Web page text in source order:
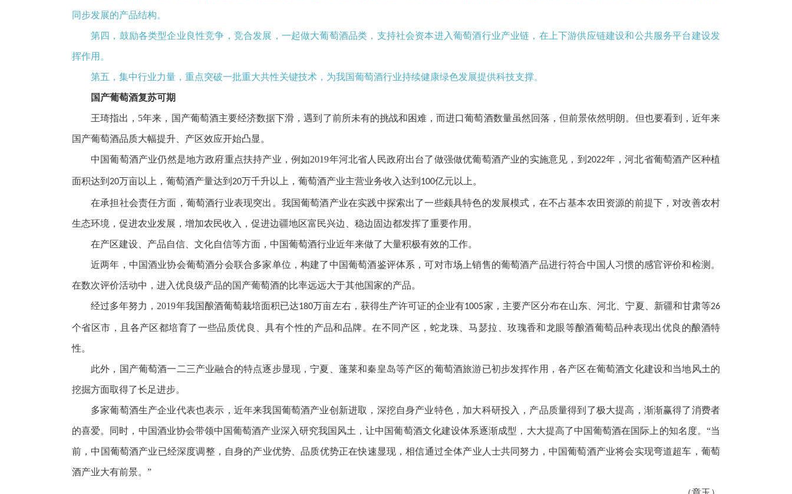
同步发展的产品结构。
第四，鼓励各类型企业良性竞争，竞合发展，一起做大葡萄酒品类，支持社会资本进入葡萄酒行业产业链，在上下游供应链建设和公共服务平台建设发
挥作用。
第五，集中行业力量，重点突破一批重大共性关键技术，为我国葡萄酒行业持续健康绿色发展提供科技支撑。
国产葡萄酒复苏可期
王琦指出，5年来，国产葡萄酒主要经济数据下滑，遇到了前所未有的挑战和困难，而进口葡萄酒数量虽然回落，但前景依然明朗。但也要看到，近年来
国产葡萄酒品质大幅提升、产区效应开始凸显。
中国葡萄酒产业仍然是地方政府重点扶持产业，例如2019年河北省人民政府出台了做强做优葡萄酒产业的实施意见，到 2022年，河北省葡萄酒产区种植
面积达到 20万亩以上，葡萄酒产量达到 20万千升以上，葡萄酒产业主营业务收入达到 100亿元以上。
在承担社会责任方面，葡萄酒行业表现突出。我国葡萄酒产业在实践中探索出了一些颇具特色的发展模式，在不占基本农田资源的前提下，对改善农村
生态环境，促进农业发展，增加农民收入，促进边疆地区富民兴边、稳边固边都发挥了重要作用。
在产区建设、产品自信、文化自信等方面，中国葡萄酒行业近年来做了大量积极有效的工作。
近两年，中国酒业协会葡萄酒分会联合多家单位，构建了中国葡萄酒鉴评体系，可对市场上销售的葡萄酒产品进行符合中国人习惯的感官评价和检测。
在数次评价活动中，进入优良级产品的国产葡萄酒的比率远远大于其他国家的产品。
经过多年努力，2019年我国酿酒葡萄栽培面积已达180万亩左右，获得生产许可证的企业有1005家，主要产区分布在山东、河北、宁夏、新疆和甘肃等26
个省区市，且各产区都培育了一些品质优良、具有个性的产品和品牌。在不同产区，蛇龙珠、马瑟拉、玫瑰香和龙眼等酿酒葡萄品种表现出优良的酿酒特
性。
此外，国产葡萄酒一二三产业融合的特点逐步显现，宁夏、蓬莱和秦皇岛等产区的葡萄酒旅游已初步发挥作用，各产区在葡萄酒文化建设和当地风土的
挖掘方面取得了长足进步。
多家葡萄酒生产企业代表也表示，近年来我国葡萄酒产业创新进取，深挖自身产业特色，加大科研投入，产品质量得到了极大提高，渐渐赢得了消费者
的喜爱。同时，中国酒业协会带领中国葡萄酒产业深入研究我国风土，让中国葡萄酒文化建设体系逐渐成型，大大提高了中国葡萄酒在国际上的知名度。“当
前，中国葡萄酒产业已经深度调整，自身的产业优势、品质优势正在快速显现，相信通过全体产业人士共同努力，中国葡萄酒产业将会实现弯道超车，葡萄
酒产业大有前景。”